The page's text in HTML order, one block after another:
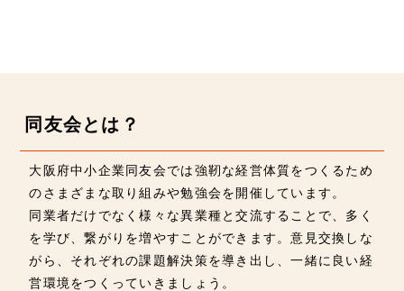
同友会とは？
大阪府中小企業同友会では強靭な経営体質をつくるため
のさまざまな取り組みや勉強会を開催しています。
同業者だけでなく様々な異業種と交流することで、多く
を学び、繋がりを増やすことができます。意見交換しな
がら、それぞれの課題解決策を導き出し、一緒に良い経
営環境をつくっていきましょう。